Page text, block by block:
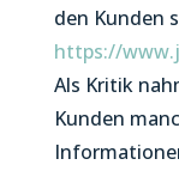
den Kunden
https://
Als Kritik
Kunden